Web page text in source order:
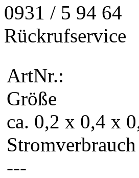
0931 / 5 94 64
Rückrufservice
ArtNr.:
Größe
ca. 0,2 x 0,4 x
Stromverbrauch
---